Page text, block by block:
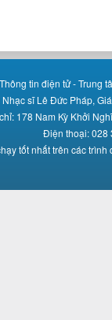
tin điện tử - Trung
sĩ Lê Đức Pháp,
178 Nam Kỳ Khởi
Điện thoại: 028
tốt nhất trên các